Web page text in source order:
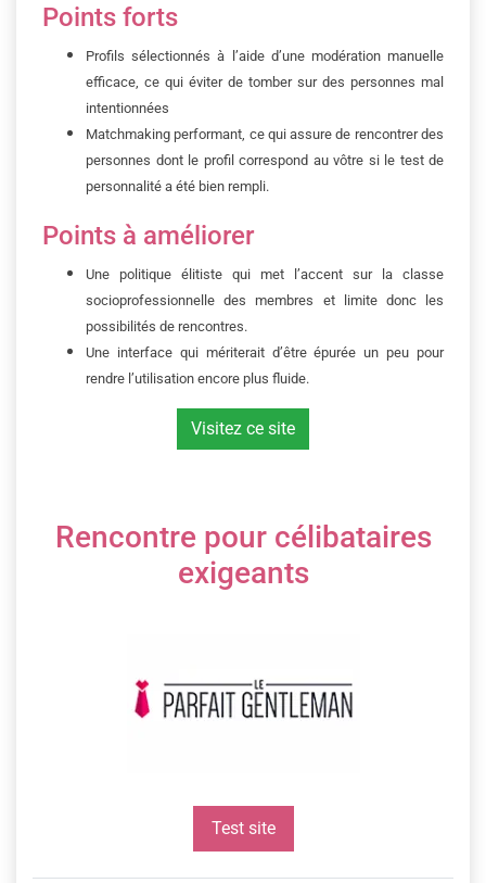
Points forts
Profils sélectionnés à l’aide d’une modération manuelle
efficace, ce qui éviter de tomber sur des personnes mal
intentionnées
Matchmaking performant, ce qui assure de rencontrer des
personnes dont le profil correspond au vôtre si le test de
personnalité a été bien rempli.
Points à améliorer
Une politique élitiste qui met l’accent sur la classe
socioprofessionnelle des membres et limite donc les
possibilités de rencontres.
Une interface qui mériterait d’être épurée un peu pour
rendre l’utilisation encore plus fluide.
Visitez ce site
Rencontre pour célibataires
exigeants
Test site